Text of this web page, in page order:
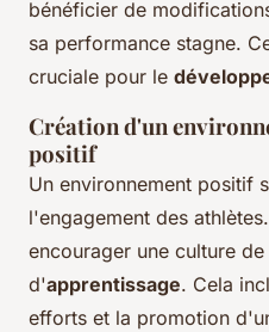
bénéficier de
sa performance stagne.
cruciale pour le
Création d'un
positif
Un environnement positif
l'engagement des
encourager une culture
d'apprentissage. Cela
efforts et la promotion